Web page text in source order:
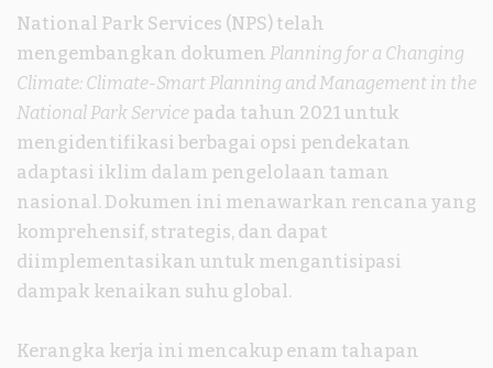
National Park Services (NPS) telah
mengembangkan dokumen Planning for a Changing
Climate: Climate-Smart Planning and Management in the
National Park Service pada tahun 2021 untuk
mengidentifikasi berbagai opsi pendekatan
adaptasi iklim dalam pengelolaan taman
nasional. Dokumen ini menawarkan rencana yang
komprehensif, strategis, dan dapat
diimplementasikan untuk mengantisipasi
dampak kenaikan suhu global.
Kerangka kerja ini mencakup enam tahapan